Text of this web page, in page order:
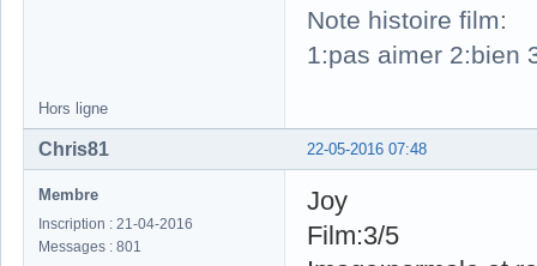
Note histoire film:
1:pas aimer 2:bien
Hors ligne
22-05-2016 07:48
Chris81
Membre
Inscription : 21-04-2016
Messages : 801
Joy
Film:3/5